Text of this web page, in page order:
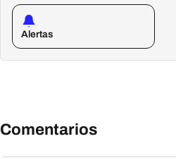
Alertas
Comentarios